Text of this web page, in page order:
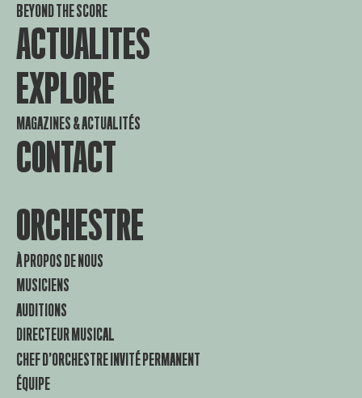
BEYOND THE SCORE
ACTUALITES
EXPLORE
MAGAZINES & ACTUALITÉS
CONTACT
ORCHESTRE
À PROPOS DE NOUS
MUSICIENS
AUDITIONS
DIRECTEUR MUSICAL
CHEF D’ORCHESTRE INVITÉ PERMANENT
ÉQUIPE